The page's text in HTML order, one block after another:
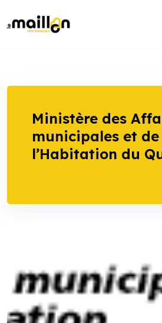
to
Ministère des
municipales et de
l’Habitation du